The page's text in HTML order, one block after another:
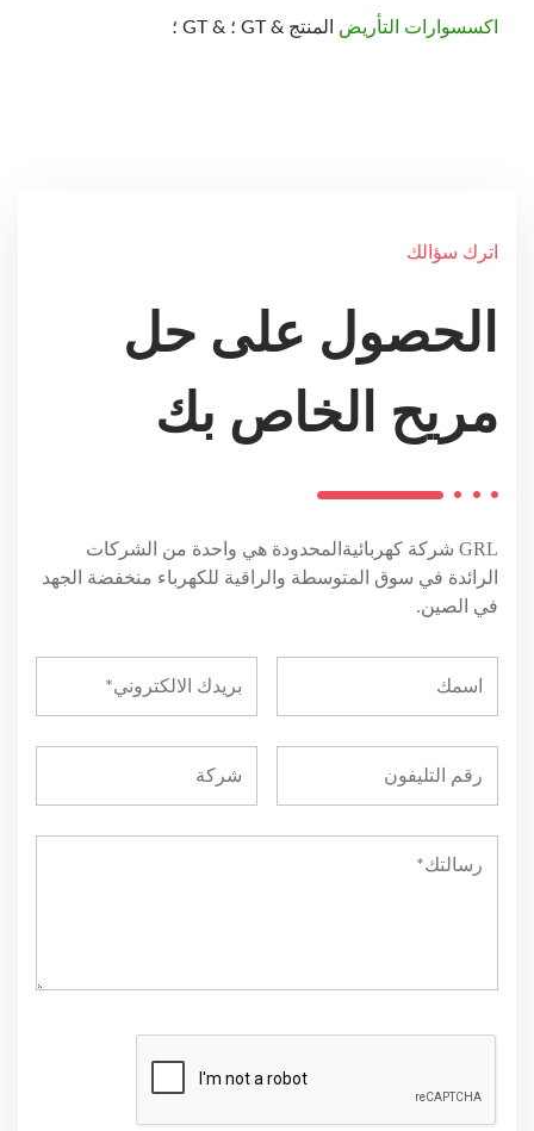
اكسسوارات التأريض المنتج & GT ؛ & GT ؛
اترك سؤالك
الحصول على حل
مريح الخاص بك
GRL شركة كهربائيةالمحدودة هي واحدة من الشركات
الرائدة في سوق المتوسطة والراقية للكهرباء منخفضة الجهد
في الصين.